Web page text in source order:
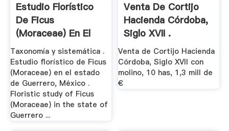
Estudio Florístico
De Ficus
(Moraceae) En El
Estado .
Taxonomía y sistemática .
Estudio florístico de Ficus
(Moraceae) en el estado
de Guerrero, México .
Floristic study of Ficus
(Moraceae) in the state of
Guerrero ...
Venta De Cortijo
Hacienda Córdoba,
Siglo XVII .
Venta de Cortijo Hacienda
Córdoba, Siglo XVII con
molino, 10 has, 1,3 mill de
€